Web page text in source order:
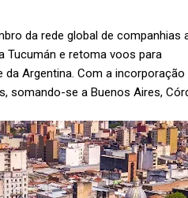
da rede global de companhias
Tucumán e retoma voos para
Argentina. Com a
somando-se a Buenos Aires,